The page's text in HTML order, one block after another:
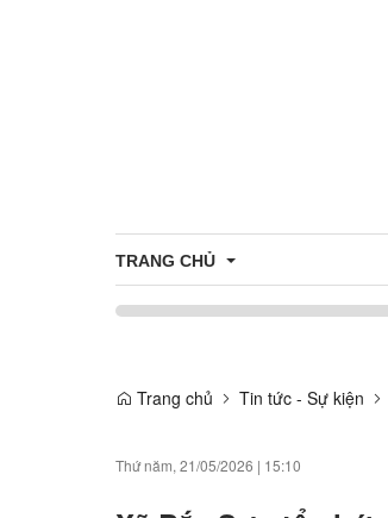
TRANG CHỦ
Trang chủ
Tin tức - Sự kiện
Thứ năm, 21/05/2026 | 15:10